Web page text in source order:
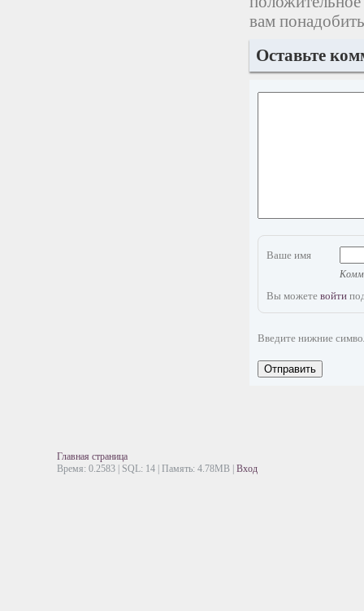
вам
Оставьте
Ваше имя
Вы можете войти
Введите нижние
Отправить
Главная страница
Время: 0.2583 | SQL: 14 | Память: 4.78MB Вход